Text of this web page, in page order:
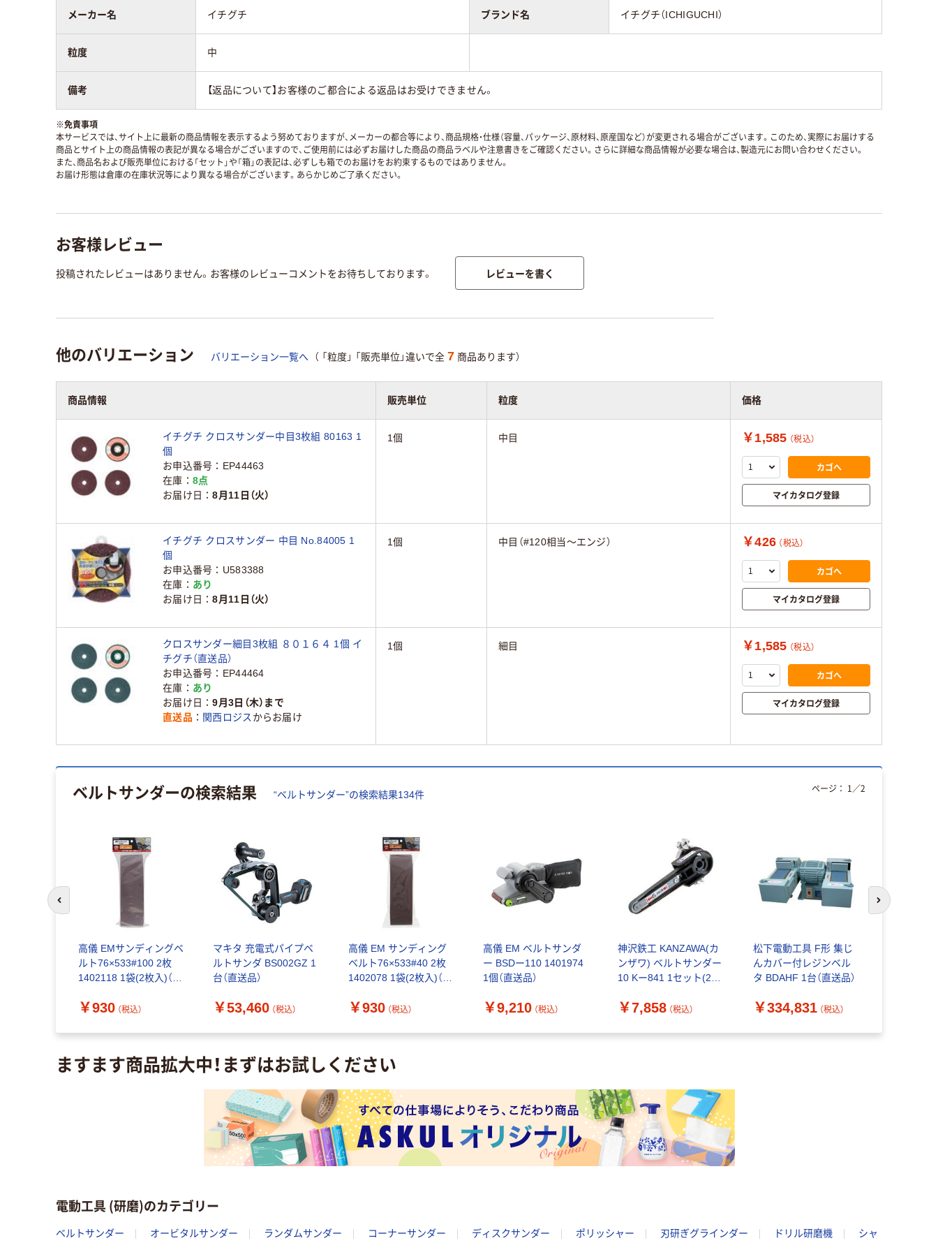
メーカー名 イチグチ ブランド名 イチグチ（ICHIGUCHI）
粒度 中
備考 【返品について】お客様のご都合による返品はお受けできません。
※免責事項
本サービスでは、サイト上に最新の商品情報を表示するよう努めておりますが、メーカーの都合等により、商品規格・仕様（容量、パッケージ、原材料、原産国など）が変更される場合がございます。このため、実際にお届けする
商品とサイト上の商品情報の表記が異なる場合がございますので、ご使用前には必ずお届けした商品の商品ラベルや注意書きをご確認ください。さらに詳細な商品情報が必要な場合は、製造元にお問い合わせください。
また、商品名および販売単位における「セット」や「箱」の表記は、必ずしも箱でのお届けをお約束するものではありません。
お届け形態は倉庫の在庫状況等により異なる場合がございます。あらかじめご了承ください。
お客様レビュー
投稿されたレビューはありません。お客様のレビューコメントをお待ちしております。 レビューを書く
他のバリエーション バリエーション一覧へ （ 「粒度」 「販売単位」違いで全 7 商品あります）
商品情報 販売単位 粒度 価格
イチグチ クロスサンダー中目3枚組 80163 1
個
お申込番号
EP44463
在庫
8点
お届け日
8月11日（火）
1個 中目 ￥1,585 （税込）
カゴへ
マイカタログ登録
イチグチ クロスサンダー 中目 No.84005 1
個
お申込番号
U583388
在庫
あり
お届け日
8月11日（火）
1個 中目（#120相当～エンジ） ￥426 （税込）
カゴへ
マイカタログ登録
クロスサンダー細目3枚組 ８０１６４ 1個 イ
チグチ（直送品）
お申込番号
EP44464
在庫
あり
お届け日
9月3日（木）まで
直送品
関西ロジス からお届け
1個 細目 ￥1,585 （税込）
カゴへ
マイカタログ登録
ベルトサンダーの検索結果 “ベルトサンダー”の検索結果134件
高儀 EMサンディングベ
ルト76×533#100 2枚
1402118 1袋(2枚入)（直
￥930 （税込）
マキタ 充電式パイプベ
ルトサンダ BS002GZ 1
台（直送品）
￥53,460 （税込）
高儀 EM サンディング
ベルト76×533#40 2枚
1402078 1袋(2枚入)（直
￥930 （税込）
高儀 EM ベルトサンダ
ー BSDー110 1401974
1個（直送品）
￥9,210 （税込）
神沢鉄工 KANZAWA(カ
ンザワ) ベルトサンダー
10 Kー841 1セット(2丁)
￥7,858 （税込）
松下電動工具 F形 集じ
んカバー付レジンベル
タ BDAHF 1台（直送品）
￥334,831 （税込）
ページ： 1 ／2
次のスライド
ますます商品拡大中！まずはお試しください
電動工具 (研磨)のカテゴリー
ベルトサンダー オービタルサンダー ランダムサンダー コーナーサンダー ディスクサンダー ポリッシャー 刃研ぎグラインダー ドリル研磨機 シャ